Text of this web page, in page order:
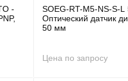
-
SOEG-RT-M5-NS-S-
Оптический датчик
50 мм
Цена по запросу